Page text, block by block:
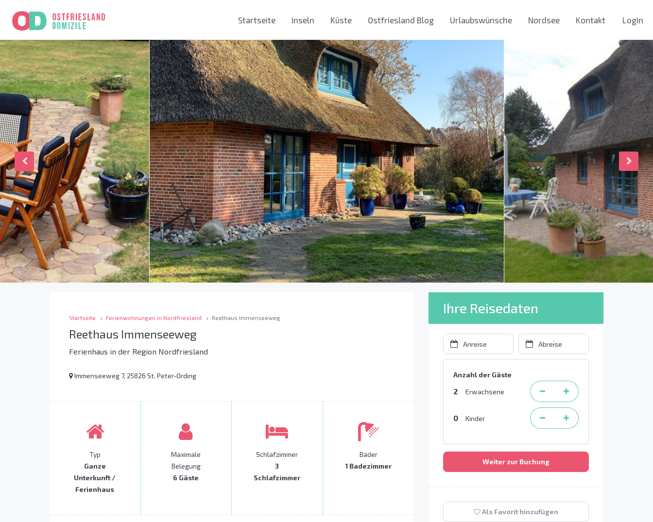
Startseite Inseln Küste Ostfriesland Blog Urlaubswünsche Nordsee Kontakt Login
Startseite Ferienwohnungen in Nordfriesland Reethaus Immenseeweg
Reethaus Immenseeweg
Ferienhaus in der Region Nordfriesland
Immenseeweg 7, 25826 St. Peter-Ording
Typ
Ganze
Unterkunft /
Ferienhaus
Maximale
Belegung
6 Gäste
Schlafzimmer
3
Schlafzimmer
Bäder
1 Badezimmer
Ihre Reisedaten
Anzahl der Gäste
2 Erwachsene
0 Kinder
Weiter zur Buchung
Als Favorit hinzufügen